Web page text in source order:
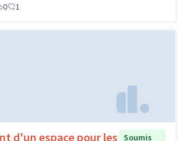
0 1
d'un espace pour les
Soumis